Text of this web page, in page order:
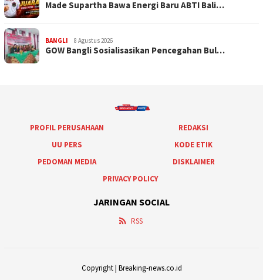
Made Supartha Bawa Energi Baru ABTI Bali…
BANGLI 8 Agustus 2026
GOW Bangli Sosialisasikan Pencegahan Bul…
PROFIL PERUSAHAAN
REDAKSI
UU PERS
KODE ETIK
PEDOMAN MEDIA
DISKLAIMER
PRIVACY POLICY
JARINGAN SOCIAL
RSS
Copyright | Breaking-news.co.id